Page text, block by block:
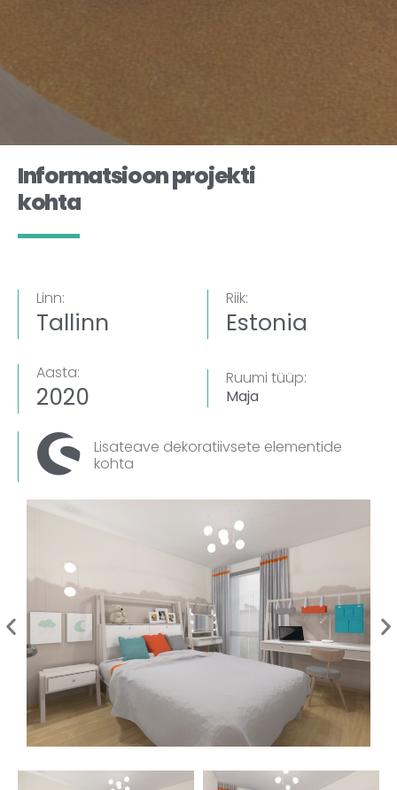
Informatsioon projekti
kohta
Linn:
Tallinn
Riik:
Estonia
Aasta:
2020
Ruumi tüüp:
Maja
Lisateave dekoratiivsete elementide
kohta